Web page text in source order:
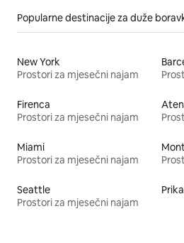
Popularne destinacije za duže
New York
Prostori za mjesečni najam
Firenca
Prostori za mjesečni najam
Miami
Prostori za mjesečni najam
Seattle
Prostori za mjesečni najam